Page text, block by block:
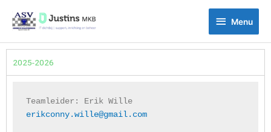
naar
inhoud
Menu
Menu
2025-2026
Teamleider: Erik Wille
erikconny.wille@gmail.com